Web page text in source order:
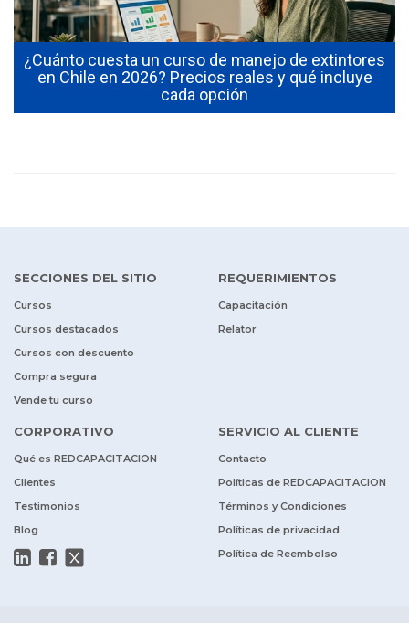
¿Cuánto cuesta un curso de manejo de extintores
en Chile en 2026? Precios reales y qué incluye
cada opción
SECCIONES DEL SITIO
Cursos
Cursos destacados
Cursos con descuento
Compra segura
Vende tu curso
REQUERIMIENTOS
Capacitación
Relator
CORPORATIVO
Qué es REDCAPACITACION
Clientes
Testimonios
Blog
SERVICIO AL CLIENTE
Contacto
Políticas de REDCAPACITACION
Términos y Condiciones
Políticas de privacidad
Política de Reembolso